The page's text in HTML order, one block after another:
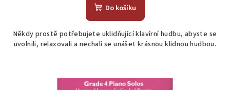
Do košíku
Někdy prostě potřebujete uklidňující klavírní hudbu, abyste se
uvolnili, relaxovali a nechali se unášet krásnou klidnou hudbou.